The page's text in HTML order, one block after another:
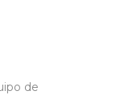
de